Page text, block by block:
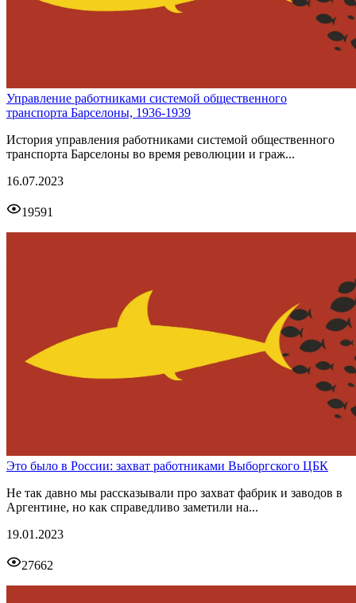
Управление работниками системой общественного
транспорта Барселоны, 1936-1939
История управления работниками системой общественного
транспорта Барселоны во время революции и граж...
16.07.2023
19591
Это было в России: захват работниками Выборгского ЦБК
Не так давно мы рассказывали про захват фабрик и заводов в
Аргентине, но как справедливо заметили на...
19.01.2023
27662